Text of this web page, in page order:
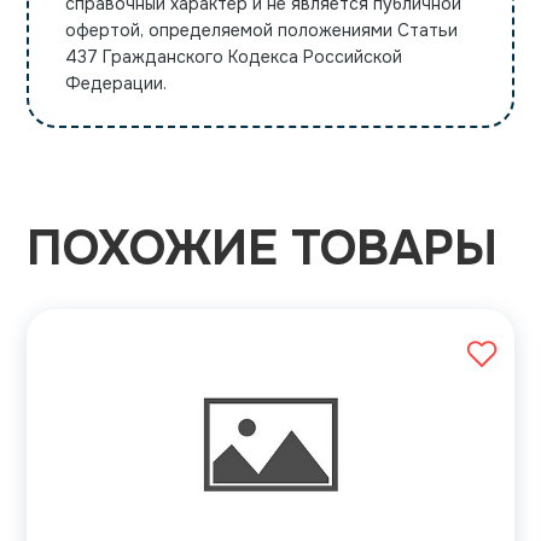
офертой, определяемой положениями Статьи
437 Гражданского Кодекса Российской
Федерации.
ПОХОЖИЕ ТОВАРЫ